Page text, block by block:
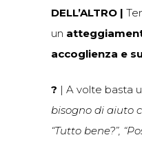
DELL’ALTRO |
un
accoglienza e
? | A volte basta
bisogno di aiuto
“Tutto bene?”,